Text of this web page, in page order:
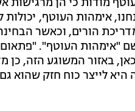
מודות כי הן מרגישות
אימהות העוטף,
הורים, וכאשר
"אימהות העוטף".
באזור המשוגע הזה, כן
לייצר כוח חזק שהוא